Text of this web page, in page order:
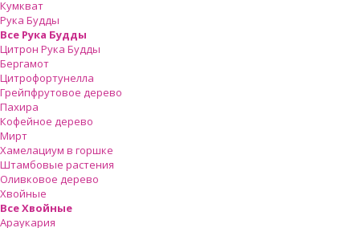
Кумкват
Рука Будды
Все Рука Будды
Цитрон Рука Будды
Бергамот
Цитрофортунелла
Грейпфрутовое дерево
Пахира
Кофейное дерево
Мирт
Хамелациум в горшке
Штамбовые растения
Оливковое дерево
Хвойные
Все Хвойные
Араукария